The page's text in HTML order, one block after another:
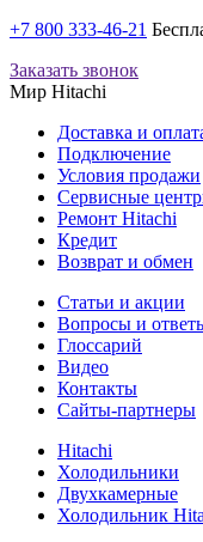
+7 800 333-46-21
Заказать звонок
Мир Hitachi
Доставка и
Подключение
Условия продажи
Сервисные
Ремонт Hitachi
Кредит
Возврат и обмен
Cтатьи и акции
Вопросы и
Глоссарий
Видео
Контакты
Сайты-партнеры
Hitachi
Холодильники
Двухкамерные
Холодильник